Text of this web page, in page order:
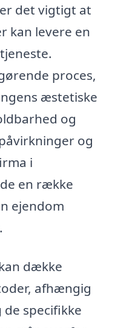
det vigtigt at
kan levere en
proces,
æstetiske
og
og
i
en række
ejendom
dække
afhængig
specifikke